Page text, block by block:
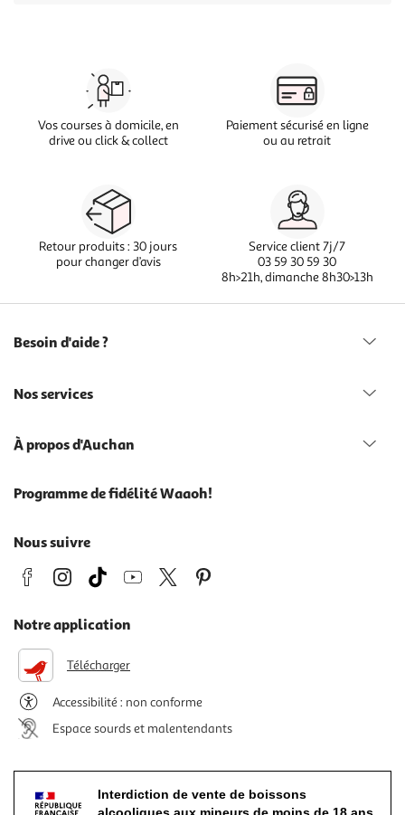
Vos courses à domicile, en
drive ou click & collect
Paiement sécurisé en ligne
ou au retrait
Retour produits : 30 jours
pour changer d’avis
Service client 7j/7
03 59 30 59 30
8h>21h, dimanche 8h30>13h
Besoin d'aide ?
Nos services
À propos d'Auchan
Programme de fidélité Waaoh!
Nous suivre
Notre application
Télécharger
Accessibilité : non conforme
Espace sourds et malentendants
Interdiction de vente de boissons